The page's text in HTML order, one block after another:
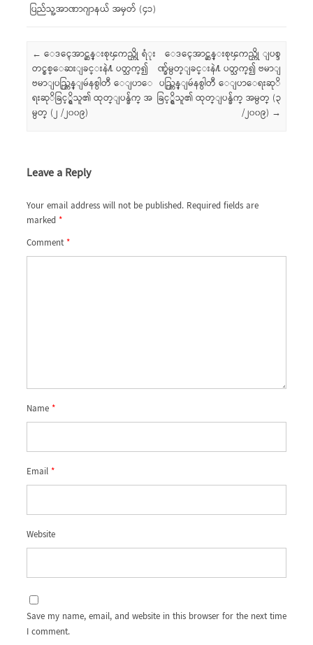
ပြည်သူ့အာဏာဂျာနယ် အမှတ် (၄၁)
Post navigation
← ေဒၚေအာင္ဆန္းစုၾကည္ကို ရံုး
တင္စစ္ေဆးျခင္းနဲ႔ ပတ္သက္၍
ဗမာျပည္ကြန္ျမဴနစ္ပါတီ ေျပာေ
ရးဆုိခြင့္ရွိသူ၏ ထုတ္ျပန္ခ်က္ အ
မွတ္ (၂ /၂၀၀၉)
ေဒၚေအာင္ဆန္းစုၾကည္ကို ျပစ္ဒ
ဏ္ခ်မွတ္ျခင္းနဲ႔ ပတ္သက္၍ ဗမာျ
ပည္ကြန္ျမဴနစ္ပါတီ ေျပာေရးဆုိ
ခြင့္ရွိသူ၏ ထုတ္ျပန္ခ်က္ အမွတ္ (၃
/၂၀၀၉) →
Leave a Reply
Your email address will not be published. Required fields are
marked*
Comment*
Name*
Email*
Website
Save my name, email, and website in this browser for the next time
I comment.